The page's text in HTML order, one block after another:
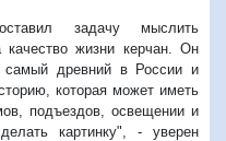
задачу мыслить
качество жизни керчан. Он
древний в России и
которая может иметь
подъездов, освещении и
картинку", - уверен